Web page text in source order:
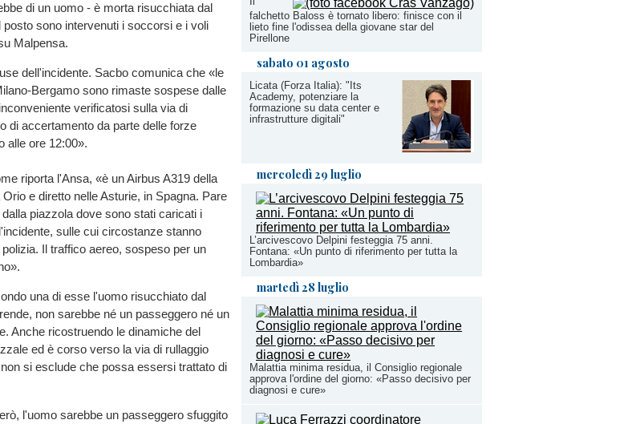
falchetto Baloss è tornato libero: finisce con il
lieto fine l'odissea della giovane star del
Pirellone
sabato 01 agosto
Licata (Forza Italia): "Its
Academy, potenziare la
formazione su data center e
infrastrutture digitali"
mercoledì 29 luglio
L’arcivescovo Delpini festeggia 75 anni.
Fontana: «Un punto di riferimento per tutta la
Lombardia»
martedì 28 luglio
Malattia minima residua, il Consiglio regionale
approva l'ordine del giorno: «Passo decisivo per
diagnosi e cure»
di un uomo - è morta risucchiata dal
sono intervenuti i soccorsi e i voli
Malpensa.
dell'incidente. Sacbo comunica che «le
Bergamo sono rimaste sospese dalle
verificatosi sulla via di
di accertamento da parte delle forze
alle ore 12:00».
riporta l'Ansa, «è un Airbus A319 della
e diretto nelle Asturie, in Spagna. Pare
piazzola dove sono stati caricati i
sulle cui circostanze stanno
Il traffico aereo, sospeso per un
una di esse l'uomo risucchiato dal
non sarebbe né un passeggero né un
Anche ricostruendo le dinamiche del
ed è corso verso la via di rullaggio
si esclude che possa essersi trattato di
l'uomo sarebbe un passeggero sfuggito